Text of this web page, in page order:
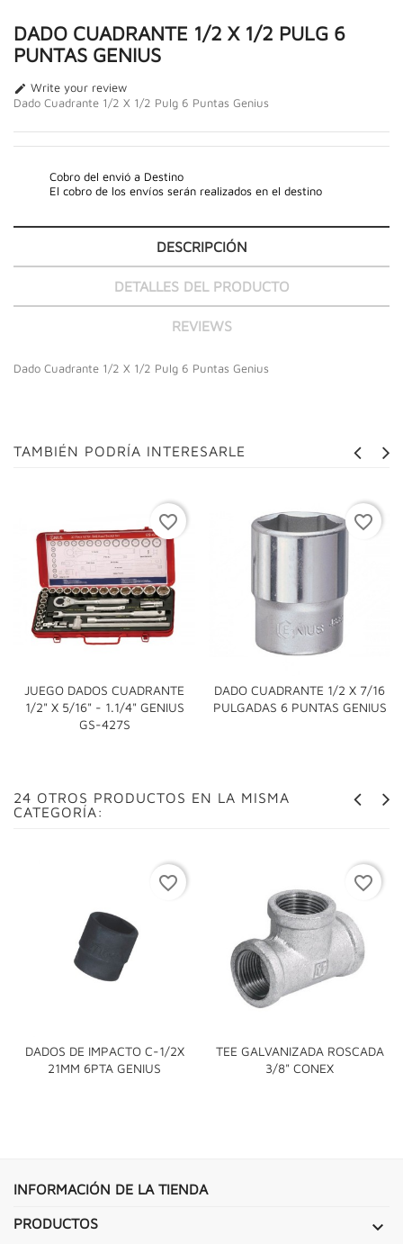
DADO CUADRANTE 1/2 X 1/2 PULG 6
PUNTAS GENIUS
 Write your review
Dado Cuadrante 1/2 X 1/2 Pulg 6 Puntas Genius
Cobro del envió a Destino
El cobro de los envíos serán realizados en el destino
DESCRIPCIÓN
DETALLES DEL PRODUCTO
REVIEWS
Dado Cuadrante 1/2 X 1/2 Pulg 6 Puntas Genius
TAMBIÉN PODRÍA INTERESARLE
JUEGO DADOS CUADRANTE
1/2" X 5/16" - 1.1/4" GENIUS
GS-427S
favorite_border
DADO CUADRANTE 1/2 X 7/16
PULGADAS 6 PUNTAS GENIUS
favorite_border
24 OTROS PRODUCTOS EN LA MISMA
CATEGORÍA:
DADOS DE IMPACTO C-1/2X
21MM 6PTA GENIUS
favorite_border
TEE GALVANIZADA ROSCADA
3/8" CONEX
favorite_border
INFORMACIÓN DE LA TIENDA
PRODUCTOS 